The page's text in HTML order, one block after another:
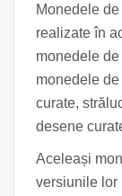
Monedele
realizate în
monedele
monedele
curate,
desene
Aceleași
versiunile lor